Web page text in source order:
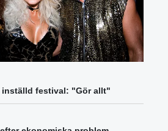
inställd festival: "Gör allt"